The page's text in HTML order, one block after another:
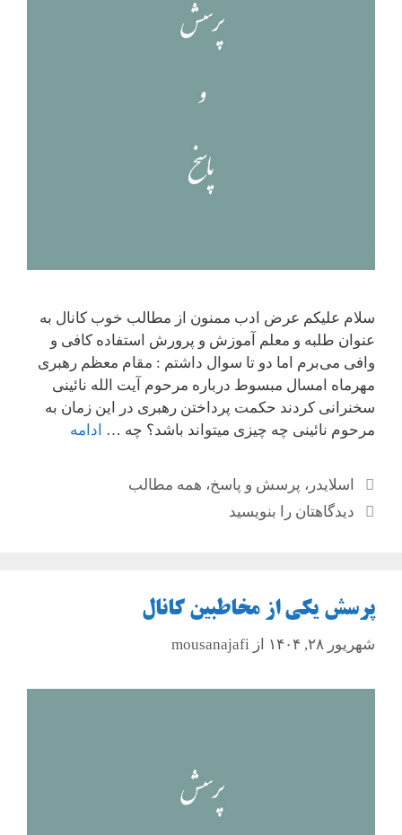
سلام علیکم عرض ادب ممنون از مطالب خوب کانال به
عنوان طلبه و معلم آموزش و پرورش استفاده کافی و
وافی می‌برم اما دو تا سوال داشتم : مقام معظم رهبری
مهرماه امسال مبسوط درباره مرحوم آیت الله نائینی
سخنرانی کردند حکمت پرداختن رهبری در این زمان به
مرحوم نائینی چه چیزی میتواند باشد؟ چه …
ادامه
دسته‌ها
اسلایدر ، پرسش و پاسخ، همه مطالب
دیدگاهتان را بنویسید
پرسش یکی از مخاطبین کانال
شهریور ۲۸, ۱۴۰۴ از mousanajafi